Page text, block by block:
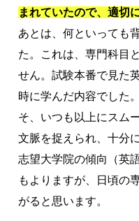
まれていたので、適切
あとは、何といっても
た。これは、専門科目
せん。試験本番で見た
時に学んだ内容でした
そ、いつも以上にスム
文脈を捉えられ、十分
志望大学院の傾向（英
もよりますが、日頃の
がると思います。